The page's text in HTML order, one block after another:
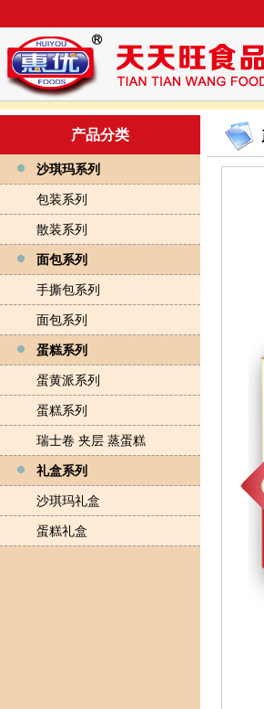
产品分类
沙琪玛系列
包装系列
散装系列
面包系列
手撕包系列
面包系列
蛋糕系列
蛋黄派系列
蛋糕系列
瑞士卷 夹层 蒸蛋糕
礼盒系列
沙琪玛礼盒
蛋糕礼盒